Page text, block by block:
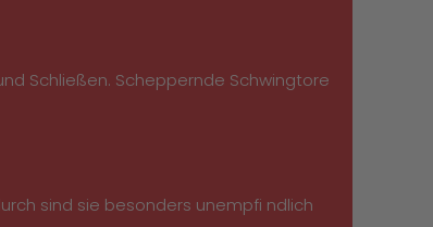
Schließen. Scheppernde Schwingtore
sind sie besonders unempfi ndlich